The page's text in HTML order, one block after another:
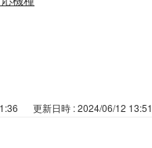
更新日時 : 2024/06/12 13:51